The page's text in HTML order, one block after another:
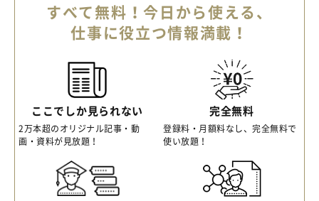
すべて無料！今日から使える、
仕事に役立つ情報満載！
ここでしか見られない
2万本超のオリジナル記事・動
画・資料が見放題！
完全無料
登録料・月額料なし、完全無料で
使い放題！